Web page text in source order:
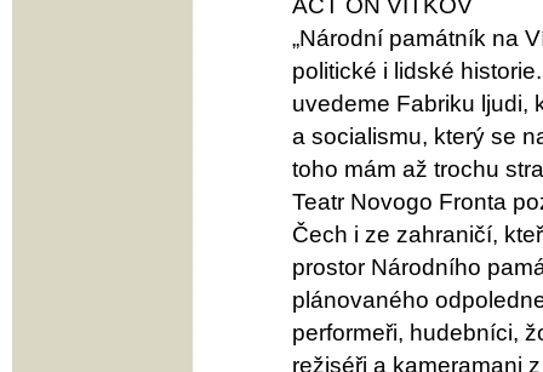
„Národní památník na
politické i lidské
uvedeme Fabriku ljudi,
a socialismu, který se
toho mám až trochu
Teatr Novogo Fronta
Čech i ze zahraničí,
prostor Národního
plánovaného
performeři, hudebníci,
režiséři a kameramani